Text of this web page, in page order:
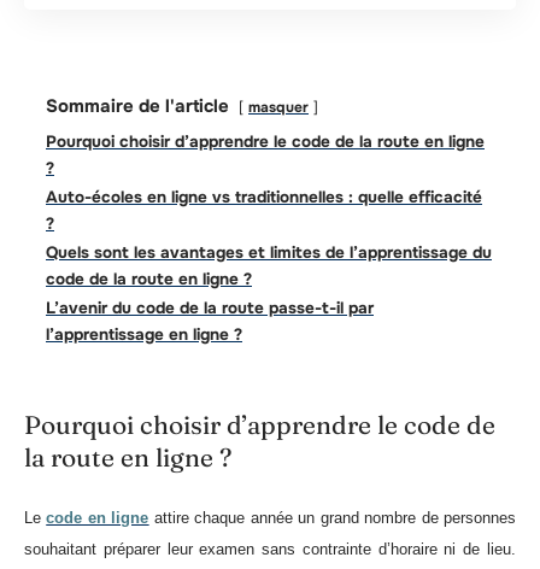
Sommaire de l'article masquer
Pourquoi choisir d’apprendre le code de la route en ligne
?
Auto-écoles en ligne vs traditionnelles : quelle efficacité
?
Quels sont les avantages et limites de l’apprentissage du
code de la route en ligne ?
L’avenir du code de la route passe-t-il par
l’apprentissage en ligne ?
Pourquoi choisir d’apprendre le code de
la route en ligne ?
Lecode en ligne attire chaque année un grand nombre de personnes
souhaitant préparer leur examen sans contrainte d’horaire ni de lieu.